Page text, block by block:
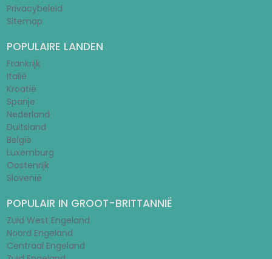
Privacybeleid
Sitemap
POPULAIRE LANDEN
Frankrijk
Italië
Kroatië
Spanje
Nederland
Duitsland
België
Luxemburg
Oostenrijk
Slovenië
POPULAIR IN GROOT-BRITTANNIË
Zuid West Engeland
Noord Engeland
Centraal Engeland